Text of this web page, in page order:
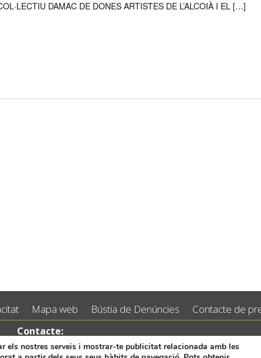
DAMAC DE DONES ARTISTES DE L’ALCOIÀ I EL […]
Mapa web Bústia de Denúncies Contacte de
Contacte:
Tel.: 96 5530557
els nostres serveis i mostrar-te publicitat relacionada amb les